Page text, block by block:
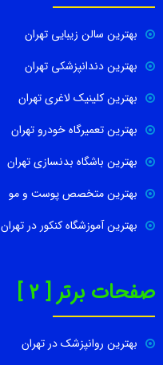
بهترین سالن زیبایی تهران
بهترین دندانپزشکی تهران
بهترین کلینیک لاغری تهران
بهترین تعمیرگاه خودرو تهران
بهترین باشگاه بدنسازی تهران
بهترین متخصص پوست و مو
بهترین آموزشگاه کنکور در تهران
صفحات برتر [ 2 ]
بهترین روانپزشک در تهران